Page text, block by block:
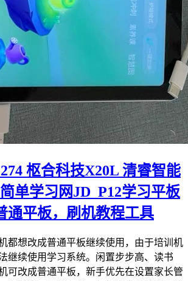
枢合科技X20L 清睿智能
单学习网JD_P12学习平板
通平板，刷机教程工具
都想改成普通平板继续使用，由于培训机
继续使用学习系统。闲置步步高、读书
可改成普通平板，新手优先在设置家长管